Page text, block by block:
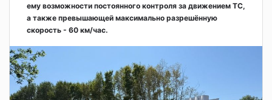
ему возможности постоянного контроля за движением ТС,
а также превышающей максимально разрешённую
скорость - 60 км/час.